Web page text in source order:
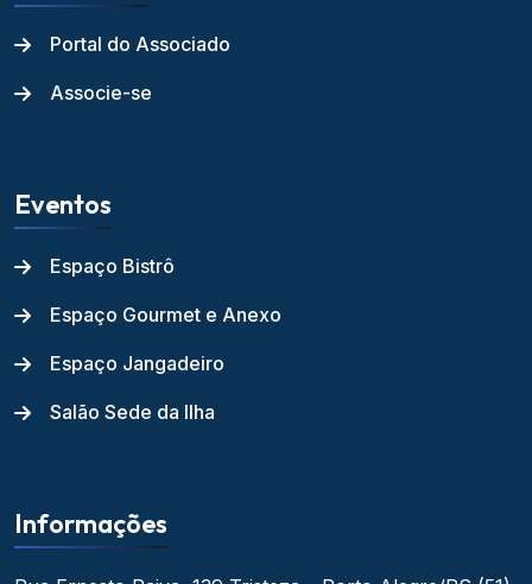
Portal do Associado
Associe-se
Eventos
Espaço Bistrô
Espaço Gourmet e Anexo
Espaço Jangadeiro
Salão Sede da Ilha
Informações